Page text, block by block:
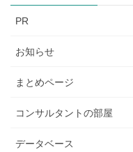
PR
お知らせ
まとめページ
コンサルタントの部屋
データベース